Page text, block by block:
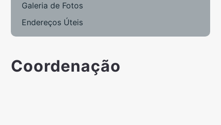
Galeria de Fotos
Endereços Úteis
Coordenação